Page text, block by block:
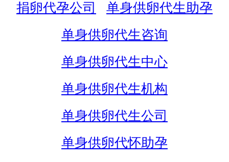
捐卵代孕公司
单身供卵代生助孕
单身供卵代生咨询
单身供卵代生中心
单身供卵代生机构
单身供卵代生公司
单身供卵代怀助孕